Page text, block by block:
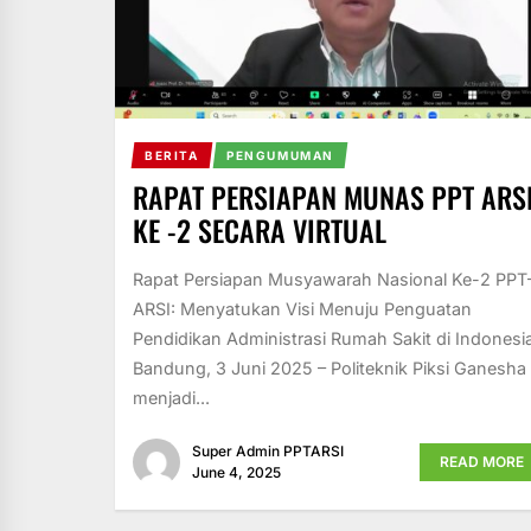
BERITA PENGUMUMAN
RAPAT PERSIAPAN MUNAS PPT ARSI
KE -2 SECARA VIRTUAL
Rapat Persiapan Musyawarah Nasional Ke-2
ARSI: Menyatukan Visi Menuju Penguatan
Pendidikan Administrasi Rumah Sakit di
Bandung, 3 Juni 2025 – Politeknik Piksi Ganesha
menjadi...
Super Admin PPTARSI
June 4, 2025
READ MORE